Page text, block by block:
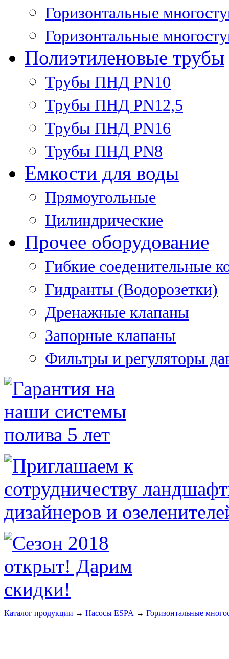
Горизонтальные
Горизонтальные
Полиэтиленовые трубы
Трубы ПНД PN10
Трубы ПНД PN12,5
Трубы ПНД PN16
Трубы ПНД PN8
Емкости для воды
Прямоугольные
Цилиндрические
Прочее оборудование
Гибкие соеденительные
Гидранты (Водорозетки)
Дренажные клапаны
Запорные клапаны
Фильтры и регуляторы
Каталог продукции → Насосы ESPA → Горизонтальные